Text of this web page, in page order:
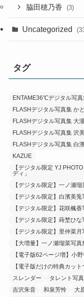
脇田穂乃香 (3)
Uncategorized
タグ
ENTAME36℃デジタル写真
FLASHデジタル写真集 か
FLASHデジタル写真集 大
FLASHデジタル写真集 沢
FLASHデジタル写真集 白
KAZUE
【デジタル限定 YJ
ディ」
【デジタル限定】一ノ瀬
【デジタル限定】白濱美
【デジタル限定】花咲楓
【デジタル限定】蒔埜ひ
【デジタル限定】里仲菜
【大増量】一ノ瀬瑠菜写
【電子版62ページ増】小
【電子版だけの特典カッ
スレンダー
タレント写
吉沢朱音
和泉芳怜 大